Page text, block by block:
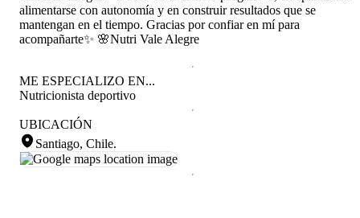
alimentarse con autonomía y en construir resultados que se
mantengan en el tiempo. Gracias por confiar en mí para
acompañarte✨ 🌸Nutri Vale Alegre
ME ESPECIALIZO EN...
Nutricionista deportivo
UBICACIÓN
Santiago, Chile.